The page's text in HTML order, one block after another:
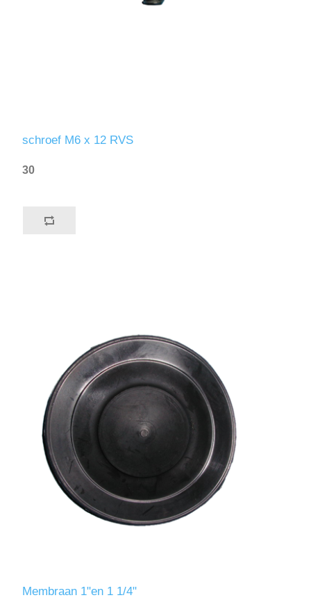
schroef M6 x 12 RVS
30
Membraan 1"en 1 1/4"